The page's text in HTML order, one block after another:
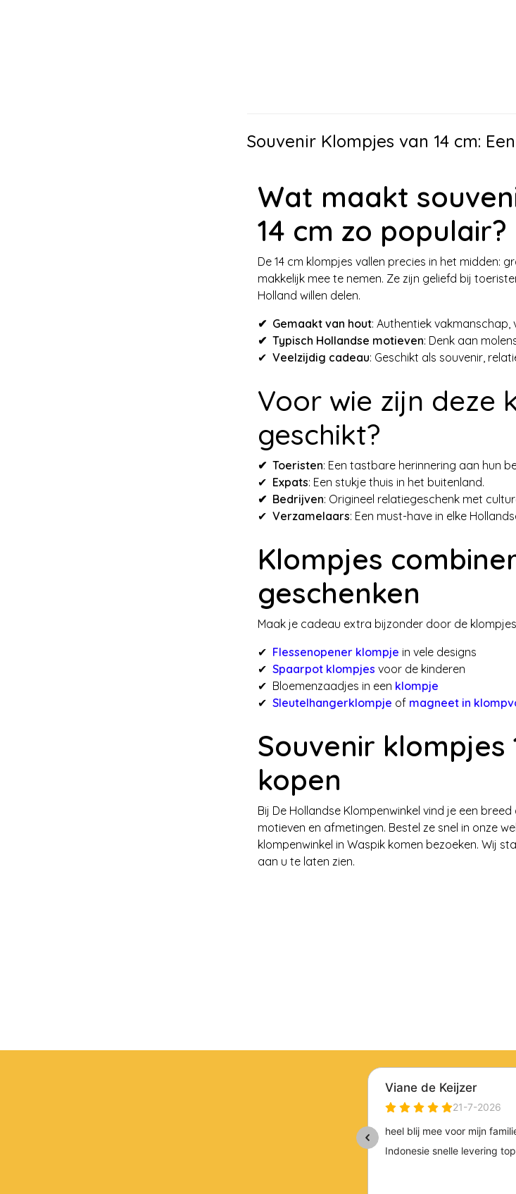
Souvenir Klompjes van 14 cm:
Wat maakt
14 cm zo populair?
De 14 cm klompjes vallen precies in het midden:
makkelijk mee te nemen. Ze zijn geliefd bij
Holland willen delen.
✔ Gemaakt van hout: Authentiek
✔ Typisch Hollandse motieven: Denk aan
✔ Veelzijdig cadeau: Geschikt als souvenir,
Voor wie zijn deze
geschikt?
✔ Toeristen: Een tastbare herinnering aan hun
✔ Expats: Een stukje thuis in het buitenland.
✔ Bedrijven: Origineel relatiegeschenk met
✔ Verzamelaars: Een must-have in elke
Klompjes
geschenken
Maak je cadeau extra bijzonder door de
✔ Flessenopener klompje in vele designs
✔ Spaarpot klompjes voor de kinderen
✔ Bloemenzaadjes in een klompje
✔ Sleutelhangerklompje of magneet in
Souvenir klompjes
kopen
Bij De Hollandse Klompenwinkel vind je een
motieven en afmetingen. Bestel ze snel in onze
klompenwinkel in Waspik komen bezoeken. Wij
aan u te laten zien.